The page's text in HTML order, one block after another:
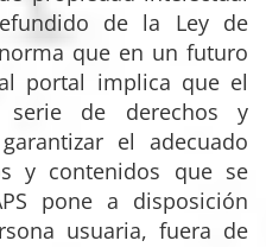
de la Ley de
que en un futuro
portal implica que el
serie de derechos y
el adecuado
y contenidos que se
pone a disposición
usuaria, fuera de